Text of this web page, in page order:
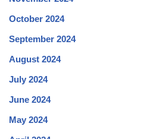
October 2024
September 2024
August 2024
July 2024
June 2024
May 2024